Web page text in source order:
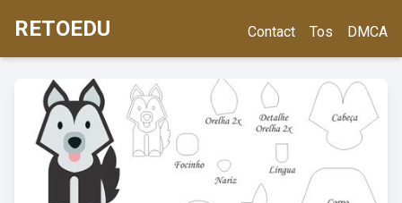
RETOEDU Contact Tos DMCA